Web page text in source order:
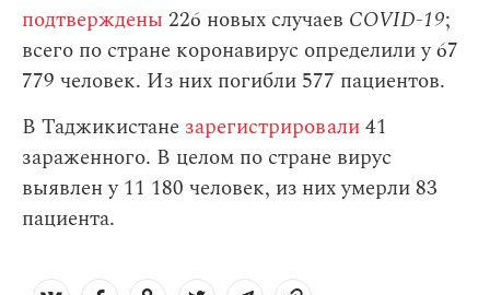
подтверждены 226 новых случаев COVID-19;
всего по стране коронавирус определили у 67
779 человек. Из них погибли 577 пациентов.
В Таджикистане зарегистрировали41
зараженного. В целом по стране вирус
выявлен у 11 180 человек, из них умерли 83
пациента.